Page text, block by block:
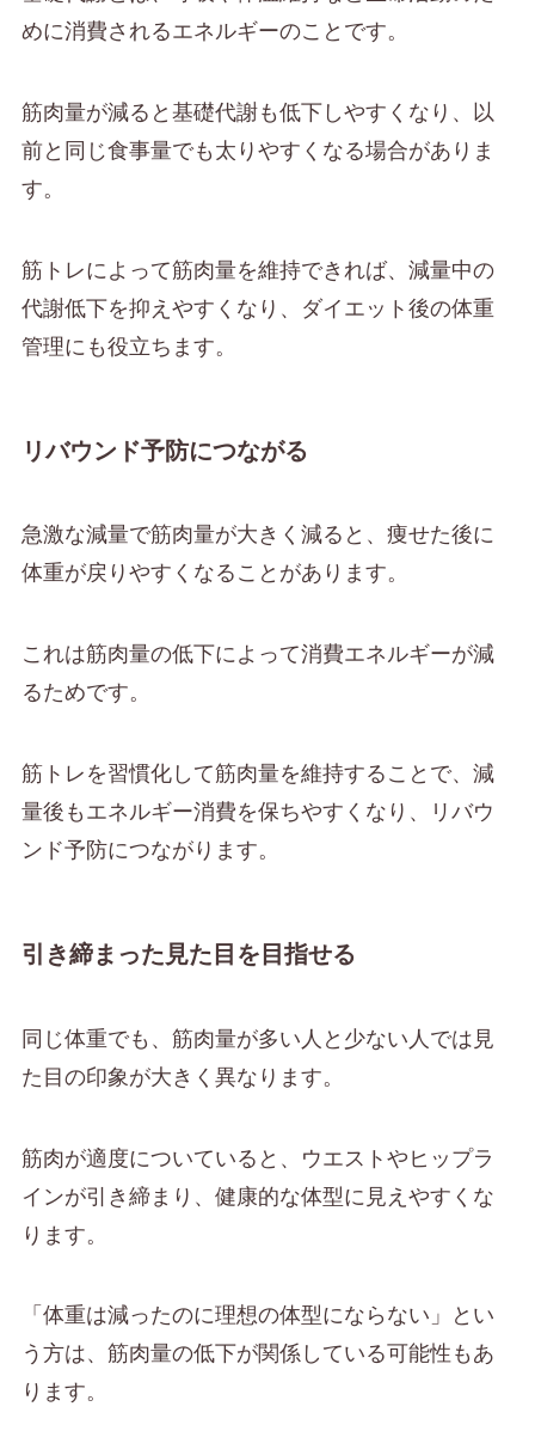
めに消費されるエネルギーのことです。
筋肉量が減ると基礎代謝も低下しやすくなり、以
前と同じ食事量でも太りやすくなる場合がありま
す。
筋トレによって筋肉量を維持できれば、減量中の
代謝低下を抑えやすくなり、ダイエット後の体重
管理にも役立ちます。
リバウンド予防につながる
急激な減量で筋肉量が大きく減ると、痩せた後に
体重が戻りやすくなることがあります。
これは筋肉量の低下によって消費エネルギーが減
るためです。
筋トレを習慣化して筋肉量を維持することで、減
量後もエネルギー消費を保ちやすくなり、リバウ
ンド予防につながります。
引き締まった見た目を目指せる
同じ体重でも、筋肉量が多い人と少ない人では見
た目の印象が大きく異なります。
筋肉が適度についていると、ウエストやヒップラ
インが引き締まり、健康的な体型に見えやすくな
ります。
「体重は減ったのに理想の体型にならない」とい
う方は、筋肉量の低下が関係している可能性もあ
ります。